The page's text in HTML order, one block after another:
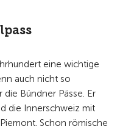
eine wichtige
auch nicht so
Bündner Pässe. Er
die Innerschweiz mit
Schon römische